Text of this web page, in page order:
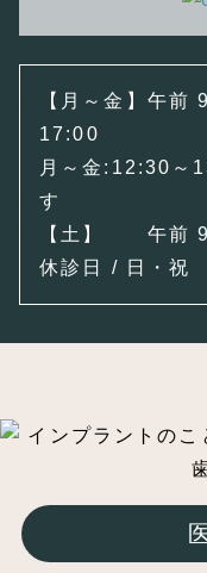
【月～金】午
17:00
月～金:12:30～
す
【土】 午前
休診日 / 日・祝